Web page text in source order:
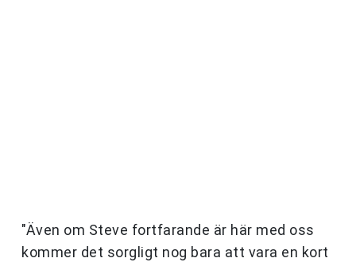
"Även om Steve fortfarande är här med oss
kommer det sorgligt nog bara att vara en kort